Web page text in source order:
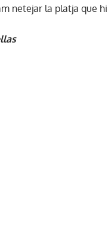
netejar la platja que